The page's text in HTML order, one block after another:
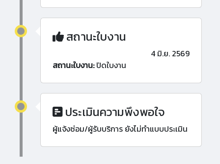
สถานะใบงาน
4 มิ.ย. 2569
สถานะใบงาน:ปิดใบงาน
ประเมินความพึงพอใจ
ผู้แจ้งซ่อม/ผู้รับบริการ ยังไม่ทำแบบประเมิน